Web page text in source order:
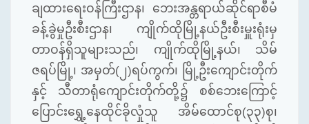
ချထား​ရေးဝန်ကြီးဌာန၊ ​ဘေးအန္တရာယ်ဆိုင်ရာစီမံ
ခန့်ခွဲမှုဦးစီးဌာန၊ ကျိုက်ထိုမြို့နယ်ဦးစီးမှူးရုံးမှ
တာဝန်ရှိသူများသည်၊ ကျိုက်ထိုမြို့နယ်၊ သိမ်
ဇရပ်မြို့၊ အမှတ်(၂)ရပ်ကွက်၊ မြို့ဦးကျောင်းတိုက်
နှင့် သီတာရုံကျောင်းတိုက်တို့၌ စစ်ဘေးကြောင့်
ပြောင်းရွှေ့နေထိုင်ခိုလှုံသူ အိမ်ထောင်စု(၃၃)စု၊